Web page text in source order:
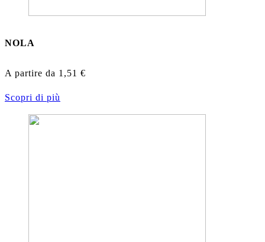
NOLA
A partire da 1,51 €
Scopri di più